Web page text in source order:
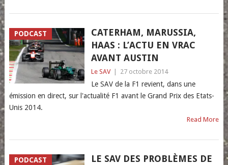
PODCAST
CATERHAM, MARUSSIA,
HAAS : L’ACTU EN VRAC
AVANT AUSTIN
Le SAV 27 octobre 2014
Le SAV de la F1 revient, dans une
émission en direct, sur l'actualité F1 avant le Grand Prix des Etats-
Unis 2014.
Read More
PODCAST
LE SAV DES PROBLÈMES DE